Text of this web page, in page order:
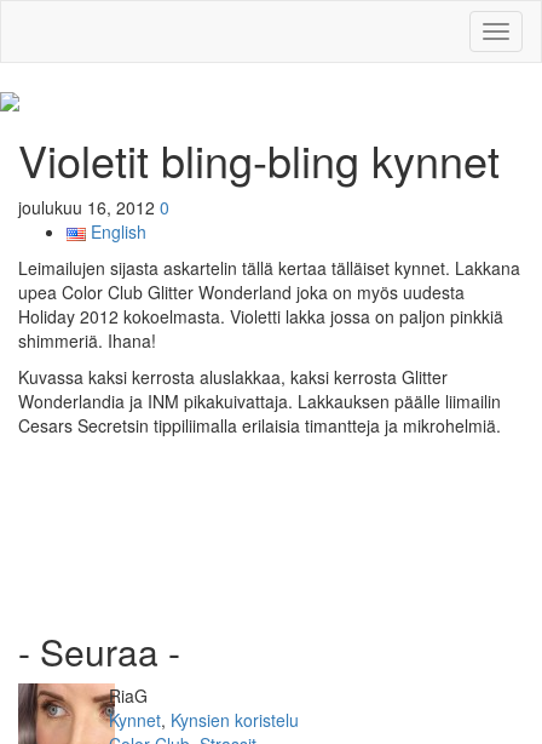
Violetit bling-bling kynnet
joulukuu 16, 2012 0
English
Leimailujen sijasta askartelin tällä kertaa tälläiset kynnet. Lakkana
upea Color Club Glitter Wonderland joka on myös uudesta
Holiday 2012 kokoelmasta. Violetti lakka jossa on paljon pinkkiä
shimmeriä. Ihana!
Kuvassa kaksi kerrosta aluslakkaa, kaksi kerrosta Glitter
Wonderlandia ja INM pikakuivattaja. Lakkauksen päälle liimailin
Cesars Secretsin tippiliimalla erilaisia timantteja ja mikrohelmiä.
- Seuraa -
Kirjoittaja
RiaG
Kategoriat
Kynnet, Kynsien koristelu